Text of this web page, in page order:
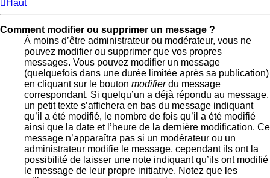
Haut
Comment modifier ou supprimer un message ?
À moins d’être administrateur ou modérateur, vous ne
pouvez modifier ou supprimer que vos propres
messages. Vous pouvez modifier un message
(quelquefois dans une durée limitée après sa publication)
en cliquant sur le bouton modifierdu message
correspondant. Si quelqu’un a déjà répondu au message,
un petit texte s’affichera en bas du message indiquant
qu’il a été modifié, le nombre de fois qu’il a été modifié
ainsi que la date et l’heure de la dernière modification. Ce
message n’apparaîtra pas si un modérateur ou un
administrateur modifie le message, cependant ils ont la
possibilité de laisser une note indiquant qu’ils ont modifié
le message de leur propre initiative. Notez que les